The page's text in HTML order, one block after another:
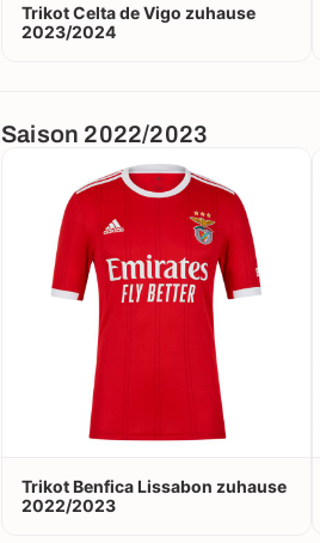
Trikot Celta de Vigo zuhause
2023/2024
Saison 2022/2023
Trikot Benfica Lissabon zuhause
2022/2023